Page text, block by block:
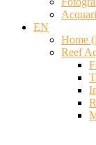
EN
Home
Reef